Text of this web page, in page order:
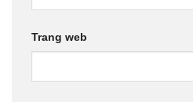
Trang web